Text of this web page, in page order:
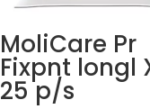
MoliCare Pr
Fixpnt longl
25 p/s